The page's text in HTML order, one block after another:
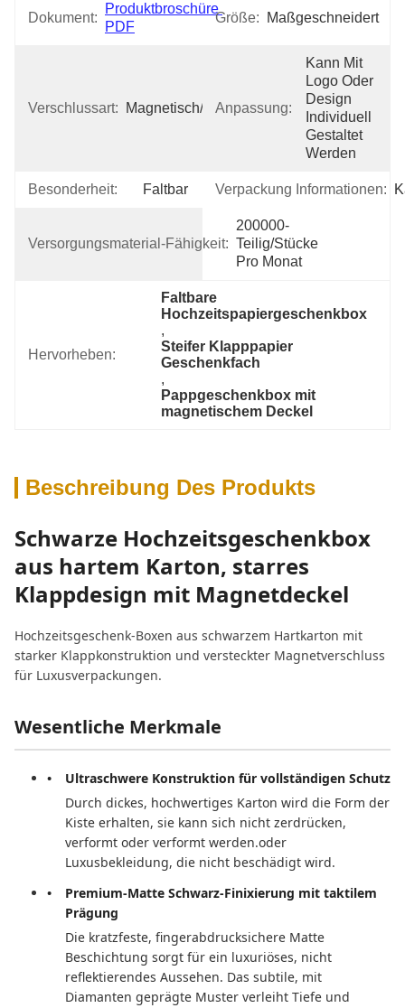
Dokument:
Produktbroschüre
PDF
Größe: Maßgeschneidert
Verschlussart: Magnetisch/Klebstoff
Anpassung:
Kann Mit
Logo Oder
Design
Individuell
Gestaltet
Werden
Besonderheit: Faltbar Verpackung Informationen:
Versorgungsmaterial-Fähigkeit:
200000-
Teilig/Stücke
Pro Monat
Hervorheben:
Faltbare
Hochzeitspapiergeschenkbox
,
Steifer Klapppapier
Geschenkfach
,
Pappgeschenkbox mit
magnetischem Deckel
Beschreibung Des Produkts
Schwarze Hochzeitsgeschenkbox
aus hartem Karton, starres
Klappdesign mit Magnetdeckel
Hochzeitsgeschenk-Boxen aus schwarzem Hartkarton mit
starker Klappkonstruktion und versteckter Magnetverschluss
für Luxusverpackungen.
Wesentliche Merkmale
Ultraschwere Konstruktion für vollständigen Schutz
Durch dickes, hochwertiges Karton wird die Form der
Kiste erhalten, sie kann sich nicht zerdrücken,
verformt oder verformt werden.oder
Luxusbekleidung, die nicht beschädigt wird.
Premium-Matte Schwarz-Finixierung mit taktilem
Prägung
Die kratzfeste, fingerabdrucksichere Matte
Beschichtung sorgt für ein luxuriöses, nicht
reflektierendes Aussehen. Das subtile, mit
Diamanten geprägte Muster verleiht Tiefe und